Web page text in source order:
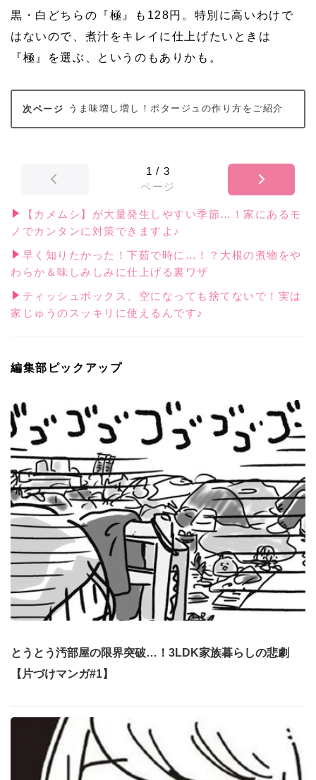
黒・白どちらの『極』も128円。特別に高いわけで
はないので、煮汁をキレイに仕上げたいときは
『極』を選ぶ、というのもありかも。
うま味増し増し！ポタージュの作り方をご紹介
1 / 3
ページ
【カメムシ】が大量発生しやすい季節…！家にあるモ
ノでカンタンに対策できますよ♪
早く知りたかった！下茹で時に…！？大根の煮物をや
わらか＆味しみしみに仕上げる裏ワザ
ティッシュボックス、空になっても捨てないで！実は
家じゅうのスッキリに使えるんです♪
編集部ピックアップ
とうとう汚部屋の限界突破…！3LDK家族暮らしの悲劇
【片づけマンガ#1】